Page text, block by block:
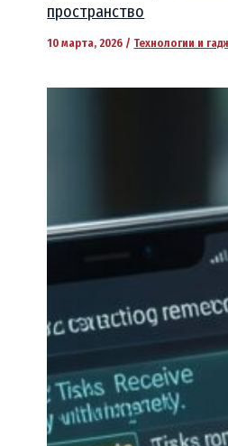
пространство
10 марта, 2026 / Технологии и